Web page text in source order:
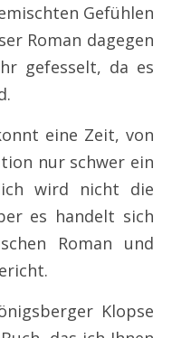
Gefühlen
Roman dagegen
gefesselt, da es
eine Zeit, von
nur schwer ein
wird nicht die
es handelt sich
Roman und
Klopse